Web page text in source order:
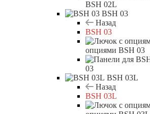
BSH 02L
BSH 03
Назад
BSH 03
опциями BSH 03
03
BSH 03L
Назад
BSH 03L